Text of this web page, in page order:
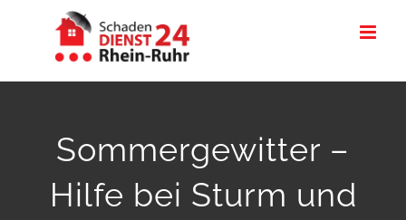
Sommergewitter –
Hilfe bei Sturm und